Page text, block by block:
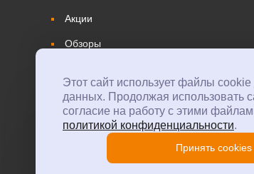
Акции
Обзоры
© 2026 GI Systems Политика
Этот сайт использует файлы
данных. Продолжая использовать
согласие на работу с этими
политикой конфиденциальности.
Принять cookies